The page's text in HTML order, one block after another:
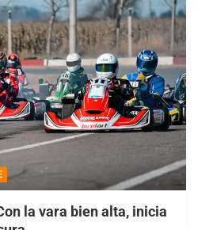
la vara bien alta, inicia